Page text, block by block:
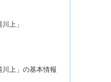
上」
上」の基本情報